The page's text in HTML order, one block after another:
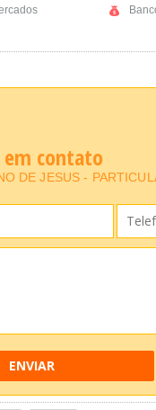
em contato
DE JESUS -
ENVIAR